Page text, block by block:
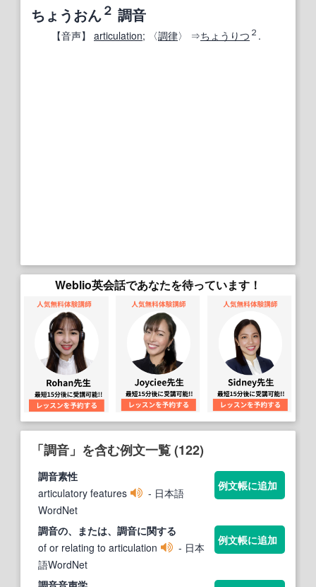
ちょうおん２ 調音
【音声】 articulation; 〈調律〉 ⇒ちょうりつ ２ .
Weblio英会話であなたを待っています！
「調音」を含む例文一覧 (122)
調音素性
articulatory features
- 日本語
WordNet
例文帳に追加
調音の、または、 調音に関する
of or relating to articulation
- 日本
語WordNet
例文帳に追加